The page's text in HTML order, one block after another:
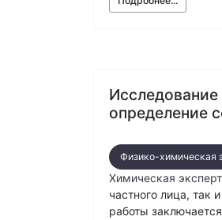
определение
Физико-химическая
Химическая
частного лица, так
работы